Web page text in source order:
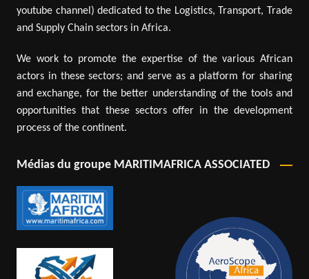
youtube channel) dedicated to the Logistics, Transport, Trade
and Supply Chain sectors in Africa.
We work to promote the expertise of the various African
actors in these sectors; and serve as a platform for sharing
and exchange, for the better understanding of the tools and
opportunities that these sectors offer in the development
process of the continent.
Médias du groupe MARITIMAFRICA ASSOCIATED